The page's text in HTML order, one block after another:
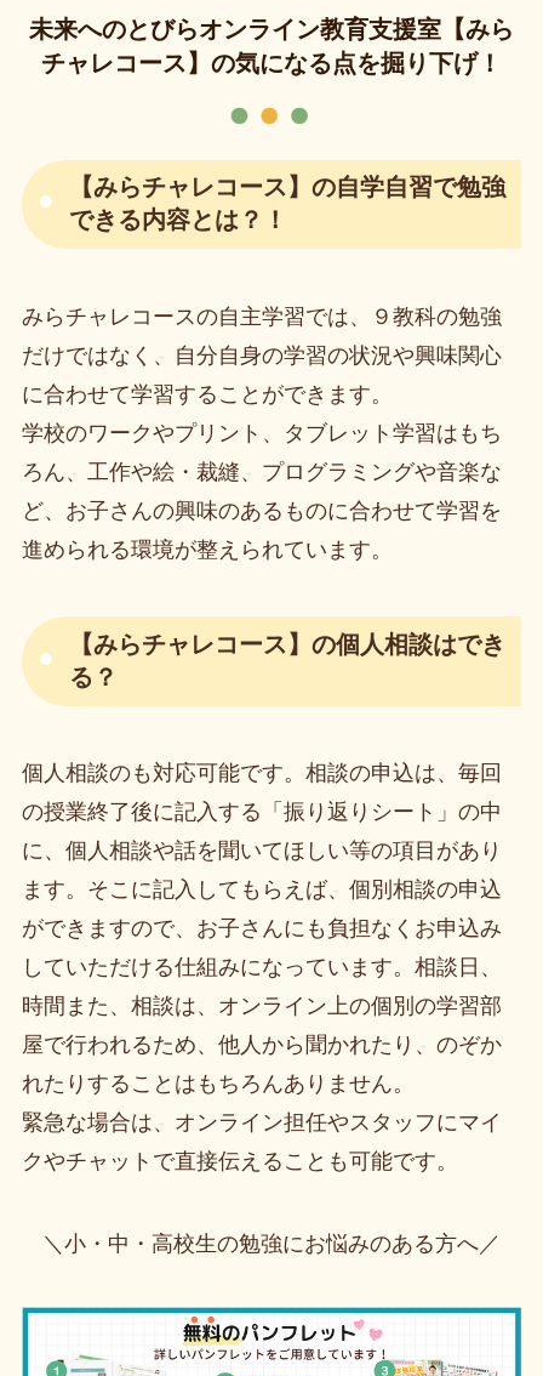
未来へのとびらオンライン教育支援室【みら
チャレコース】の気になる点を掘り下げ！
【みらチャレコース】の自学自習で勉強
できる内容とは？！
みらチャレコースの自主学習では、９教科の勉強
だけではなく、自分自身の学習の状況や興味関心
に合わせて学習することができます。
学校のワークやプリント、タブレット学習はもち
ろん、工作や絵・裁縫、プログラミングや音楽な
ど、お子さんの興味のあるものに合わせて学習を
進められる環境が整えられています。
【みらチャレコース】の個人相談はでき
る？
個人相談のも対応可能です。相談の申込は、毎回
の授業終了後に記入する「振り返りシート」の中
に、個人相談や話を聞いてほしい等の項目があり
ます。そこに記入してもらえば、個別相談の申込
ができますので、お子さんにも負担なくお申込み
していただける仕組みになっています。相談日、
時間また、相談は、オンライン上の個別の学習部
屋で行われるため、他人から聞かれたり、のぞか
れたりすることはもちろんありません。
緊急な場合は、オンライン担任やスタッフにマイ
クやチャットで直接伝えることも可能です。
＼小・中・高校生の勉強にお悩みのある方へ／